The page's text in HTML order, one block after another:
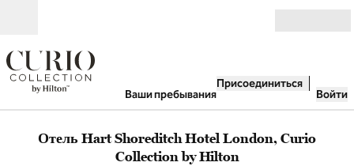
Ваши пребывания
Присоединиться
Войти
Отель Hart Shoreditch Hotel London, Curio
Collection by Hilton